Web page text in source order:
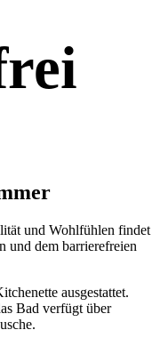
und Wohlfühlen findet
und dem barrierefreien
ausgestattet.
Bad verfügt über